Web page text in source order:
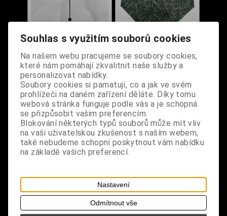
průhledný skládací -
Forest
Dodání dny:skladem
Cena:590 Kč
Koupit
skládací s ornamenty
zelený
Dodání dny:skladem
Cena: 480 Kč
Souhlas s využitím souborů cookies
Na našem webu pracujeme se soubory cookies,
které nám pomáhají zkvalitnit naše služby a
personalizovat nabídky.
Soubory cookies si pamatují, co a jak ve svém
prohlížeči na daném zařízení děláte. Díky tomu
webová stránka funguje podle vás a je schopná
se přizpůsobit vašim preferencím.
Blokování některých typů souborů může mít vliv
na vaši uživatelskou zkušenost s naším webem,
také nebudeme schopni poskytnout vám nabídku
na základě vašich preferencí.
Nastavení
Odmítnout vše